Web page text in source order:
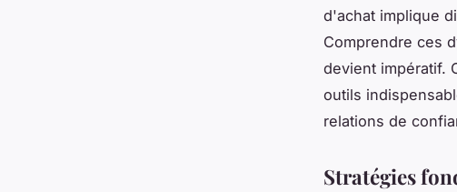
d'achat implique
Comprendre ces
devient impératif.
outils
relations de
Stratégies